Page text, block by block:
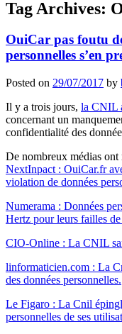
Tag Archives:
OuiCar pas foutu
personnelles s’en
Posted on 29/07/2017 by
Il y a trois jours, la CNIL
concernant un
confidentialité des
De nombreux médias ont
NextInpact : OuiCar.fr
violation de données
Numerama : Données
Hertz pour leurs failles
CIO-Online : La CNIL
linformaticien.com : La
des données personnelles.
Le Figaro : La Cnil
personnelles de ses